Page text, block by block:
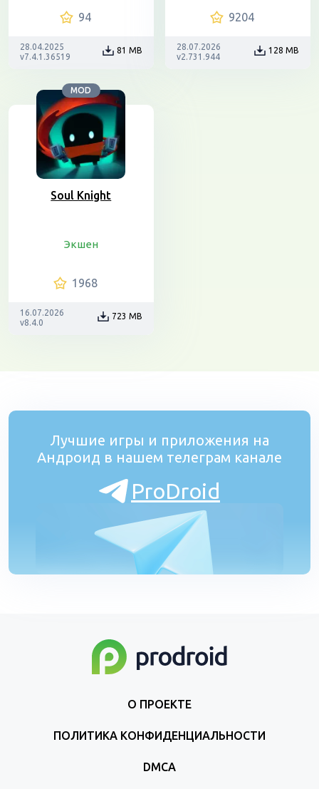
94
28.04.2025
v7.4.1.36519
81 MB
9204
28.07.2026
v2.731.944
128 MB
MOD
Soul Knight
Экшен
1968
16.07.2026
v8.4.0
723 MB
Лучшие игры и приложения на
Андроид в нашем телеграм канале
ProDroid
О ПРОЕКТЕ
ПОЛИТИКА КОНФИДЕНЦИАЛЬНОСТИ
DMCA